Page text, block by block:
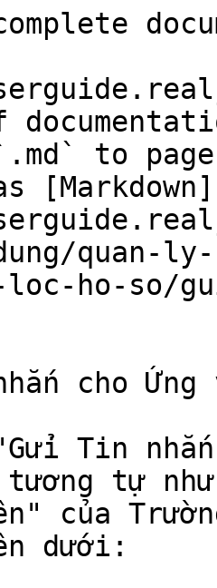
to
[Markdown]
quan-
loc-ho-so/
cho Ứng
Tin
tự
của
dưới: